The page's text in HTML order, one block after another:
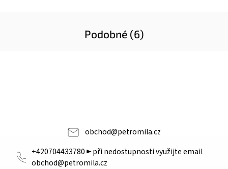
Podobné (6)
obchod@petromila.cz
+420704433780 ► při nedostupnosti využijte email
obchod@petromila.cz